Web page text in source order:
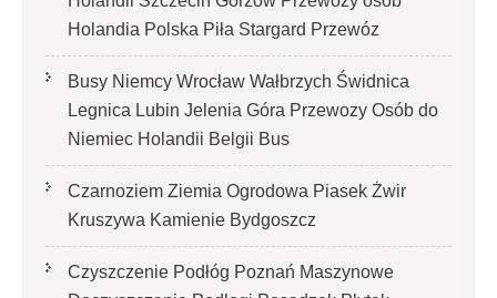
Holandia Polska Piła Stargard Przewóz
Busy Niemcy Wrocław Wałbrzych Świdnica
Legnica Lubin Jelenia Góra Przewozy Osób do
Niemiec Holandii Belgii Bus
Czarnoziem Ziemia Ogrodowa Piasek Żwir
Kruszywa Kamienie Bydgoszcz
Czyszczenie Podłóg Poznań Maszynowe